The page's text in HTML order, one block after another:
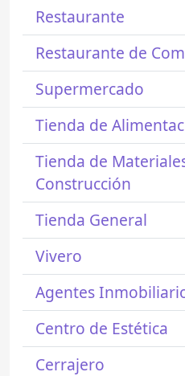
Restaurante
Restaurante de
Supermercado
Tienda de
Tienda de
Construcción
Tienda General
Vivero
Agentes
Centro de Estética
Cerrajero